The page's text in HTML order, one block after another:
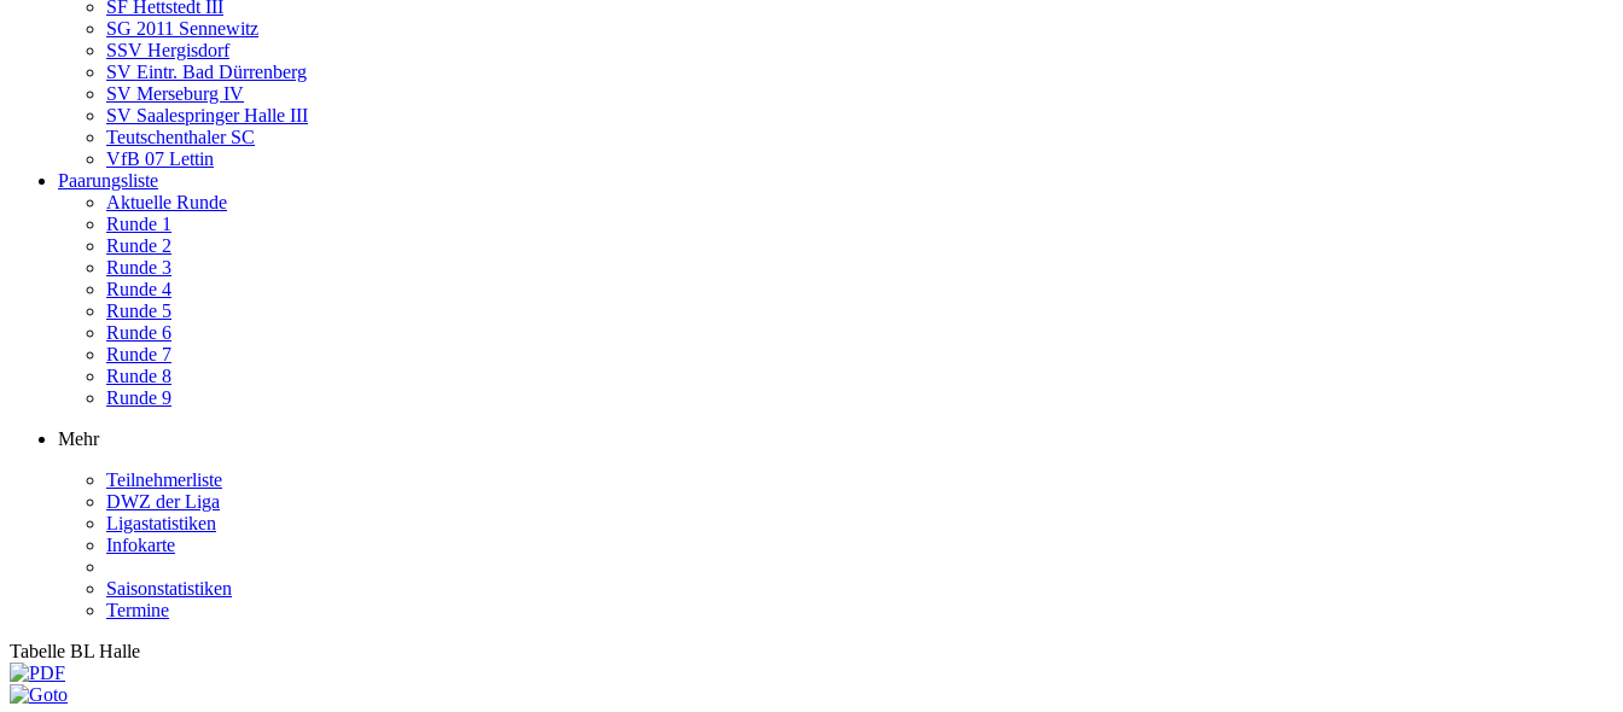
SF Hettstedt III
SG 2011 Sennewitz
SSV Hergisdorf
SV Eintr. Bad Dürrenberg
SV Merseburg IV
SV Saalespringer Halle III
Teutschenthaler SC
VfB 07 Lettin
Paarungsliste
Aktuelle Runde
Runde 1
Runde 2
Runde 3
Runde 4
Runde 5
Runde 6
Runde 7
Runde 8
Runde 9
Mehr
Teilnehmerliste
DWZ der Liga
Ligastatistiken
Infokarte
Saisonstatistiken
Termine
Tabelle BL Halle